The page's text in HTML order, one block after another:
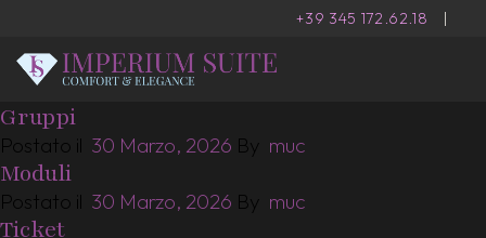
+39 345 172.62.18 |
Gruppi
Postato il 30 Marzo, 2026 By muc
Moduli
Postato il 30 Marzo, 2026 By muc
Ticket